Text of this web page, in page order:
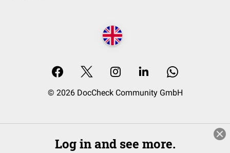
© 2026 DocCheck Community GmbH
Log in and see more.